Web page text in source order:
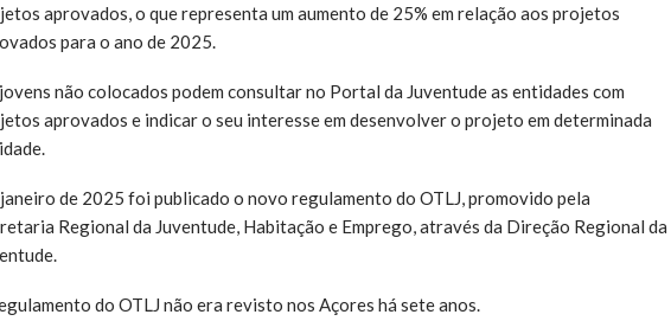
aprovados, o que representa um aumento de 25% em relação aos projetos
para o ano de 2025.
não colocados podem consultar no Portal da Juventude as entidades com
aprovados e indicar o seu interesse em desenvolver o projeto em determinada
janeiro de 2025 foi publicado o novo regulamento do OTLJ, promovido pela
Regional da Juventude, Habitação e Emprego, através da Direção Regional da
do OTLJ não era revisto nos Açores há sete anos.